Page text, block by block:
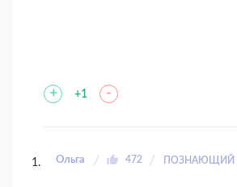
+ +1 -
Ольга 472 ПОЗНАЮЩИЙ